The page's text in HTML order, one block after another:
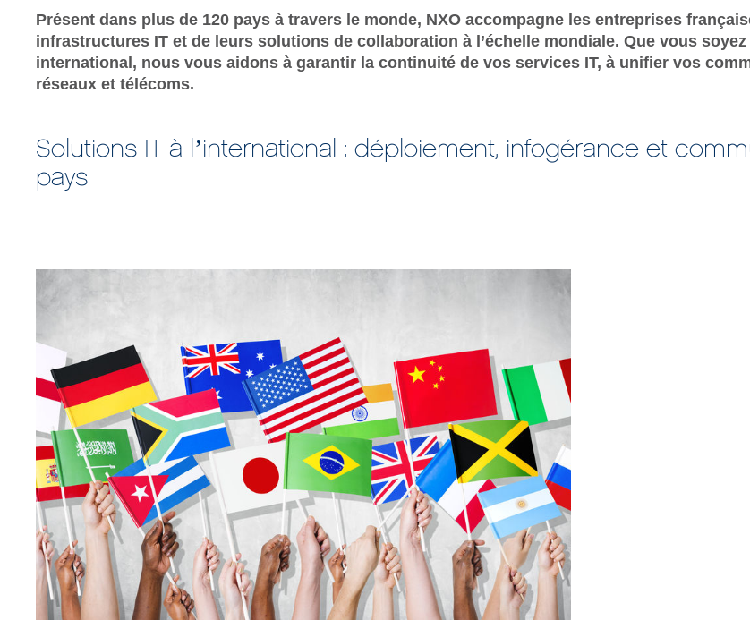
Présent dans plus de 120 pays à travers le monde, NXO accompagne les entreprises
infrastructures IT et de leurs solutions de collaboration à l’échelle mondiale. Que vous
international, nous vous aidons à garantir la continuité de vos services IT, à unifier vos
réseaux et télécoms.
Solutions IT à l’international : déploiement, infogérance et
pays